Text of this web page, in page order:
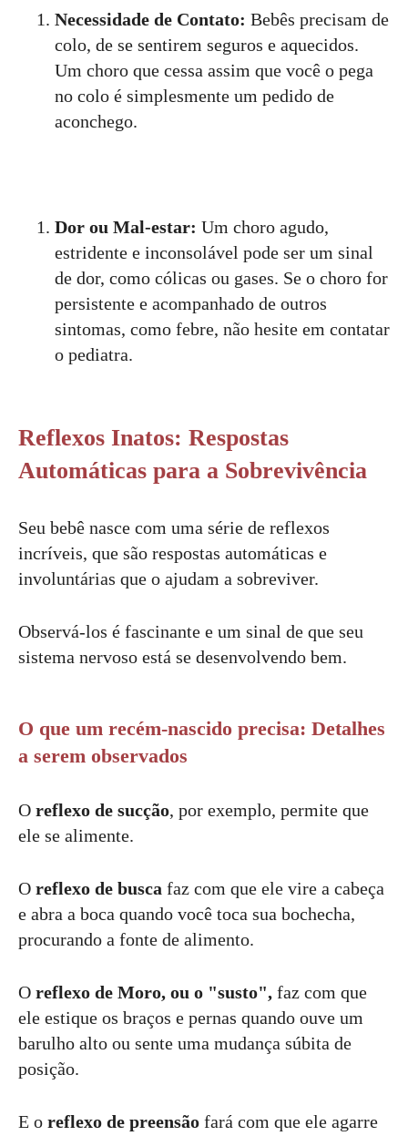
Necessidade de Contato: Bebês precisam de
colo, de se sentirem seguros e aquecidos.
Um choro que cessa assim que você o pega
no colo é simplesmente um pedido de
aconchego.
Dor ou Mal-estar: Um choro agudo,
estridente e inconsolável pode ser um sinal
de dor, como cólicas ou gases. Se o choro for
persistente e acompanhado de outros
sintomas, como febre, não hesite em contatar
o pediatra.
Reflexos Inatos: Respostas
Automáticas para a Sobrevivência
Seu bebê nasce com uma série de reflexos
incríveis, que são respostas automáticas e
involuntárias que o ajudam a sobreviver.
Observá-los é fascinante e um sinal de que seu
sistema nervoso está se desenvolvendo bem.
O que um recém-nascido precisa: Detalhes
a serem observados
O reflexo de sucção, por exemplo, permite que
ele se alimente.
O reflexo de busca faz com que ele vire a cabeça
e abra a boca quando você toca sua bochecha,
procurando a fonte de alimento.
O reflexo de Moro, ou o "susto", faz com que
ele estique os braços e pernas quando ouve um
barulho alto ou sente uma mudança súbita de
posição.
E o reflexo de preensão fará com que ele agarre